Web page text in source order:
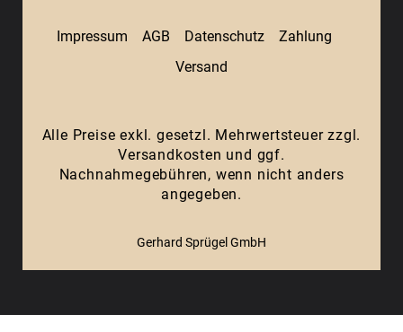
Impressum AGB Datenschutz
Zahlung
Versand
Alle Preise exkl. gesetzl. Mehrwertsteuer zzgl.
Versandkosten und ggf.
Nachnahmegebühren, wenn nicht anders
angegeben.
Gerhard Sprügel GmbH